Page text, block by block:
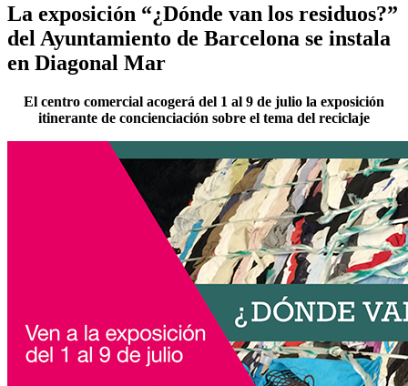
La exposición “¿Dónde van los residuos?”
del Ayuntamiento de Barcelona se instala
en Diagonal Mar
El centro comercial acogerá del 1 al 9 de julio la exposición
itinerante de concienciación sobre el tema del reciclaje